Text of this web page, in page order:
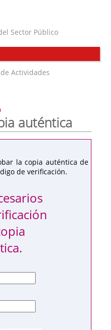
Sector Público
Actividades
auténtica
la copia auténtica de
de verificación.